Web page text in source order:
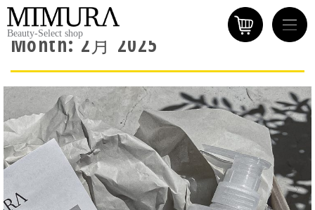
Beauty-Select shop
Month:2月 2025